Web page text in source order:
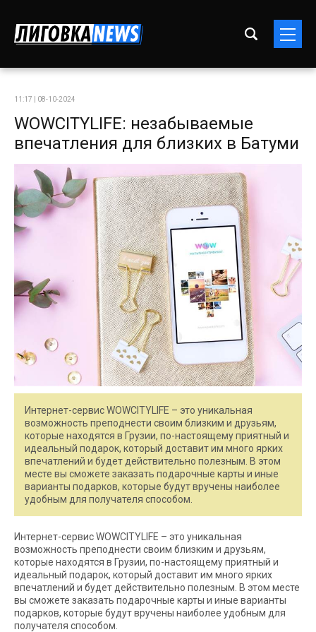
11:17 | 08-10-2024
WOWCITYLIFE: незабываемые
впечатления для близких в Батуми
Интернет-сервис WOWCITYLIFE – это уникальная
возможность преподнести своим близким и друзьям,
которые находятся в Грузии, по-настоящему приятный и
идеальный подарок, который доставит им много ярких
впечатлений и будет действительно полезным. В этом
месте вы сможете заказать подарочные карты и иные
варианты подарков, которые будут вручены наиболее
удобным для получателя способом.
Интернет-сервис WOWCITYLIFE – это уникальная
возможность преподнести своим близким и друзьям,
которые находятся в Грузии, по-настоящему приятный и
идеальный подарок, который доставит им много ярких
впечатлений и будет действительно полезным. В этом месте
вы сможете заказать подарочные карты и иные варианты
подарков, которые будут вручены наиболее удобным для
получателя способом.